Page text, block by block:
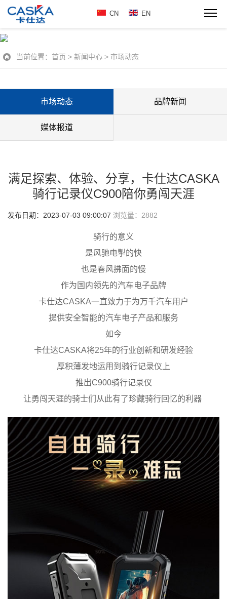
CN EN
当前位置： 首页 > 新闻中心 > 市场动态
市场动态 品牌新闻
媒体报道
满足探索、体验、分享，卡仕达CASKA
骑行记录仪C900陪你勇闯天涯
发布日期：2023-07-03 09:00:07 浏览量： 2882
骑行的意义
是风驰电掣的快
也是春风拂面的慢
作为国内领先的汽车电子品牌
卡仕达CASKA一直致力于为万千汽车用户
提供安全智能的汽车电子产品和服务
如今
卡仕达CASKA将25年的行业创新和研发经验
厚积薄发地运用到骑行记录仪上
推出C900骑行记录仪
让勇闯天涯的骑士们从此有了珍藏骑行回忆的利器